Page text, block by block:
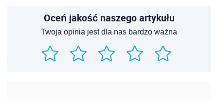
Oceń jakość naszego artykułu
Twoja opinia jest dla nas bardzo ważna